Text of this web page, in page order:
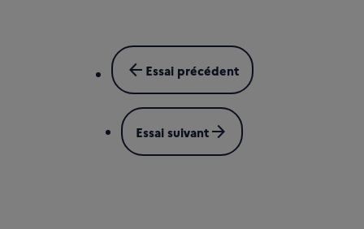
arrow_back Essai précédent
Essai suivantarrow_forward